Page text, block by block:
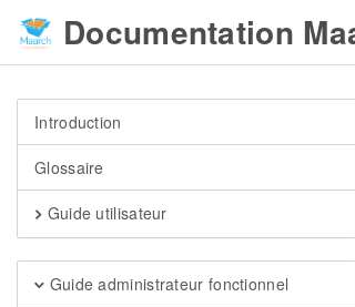
Documentation
Introduction
Glossaire
Guide utilisateur
Guide administrateur fonctionnel